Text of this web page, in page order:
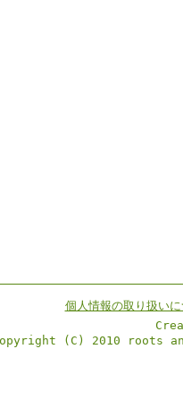
個人情報の取り扱い
(C) 2010 roots